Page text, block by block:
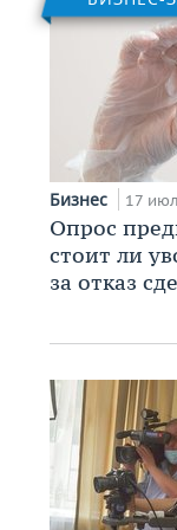
Бизнес 17
Опрос
стоит ли
за отказ